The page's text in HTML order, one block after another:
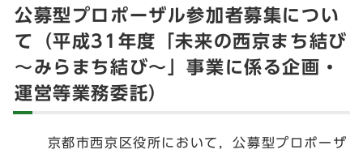
公募型プロポーザル参加者募集につい
て（平成31年度「未来の西京まち結び
～みらまち結び～」事業に係る企画・
運営等業務委託）
京都市西京区役所において，公募型プロポーザ